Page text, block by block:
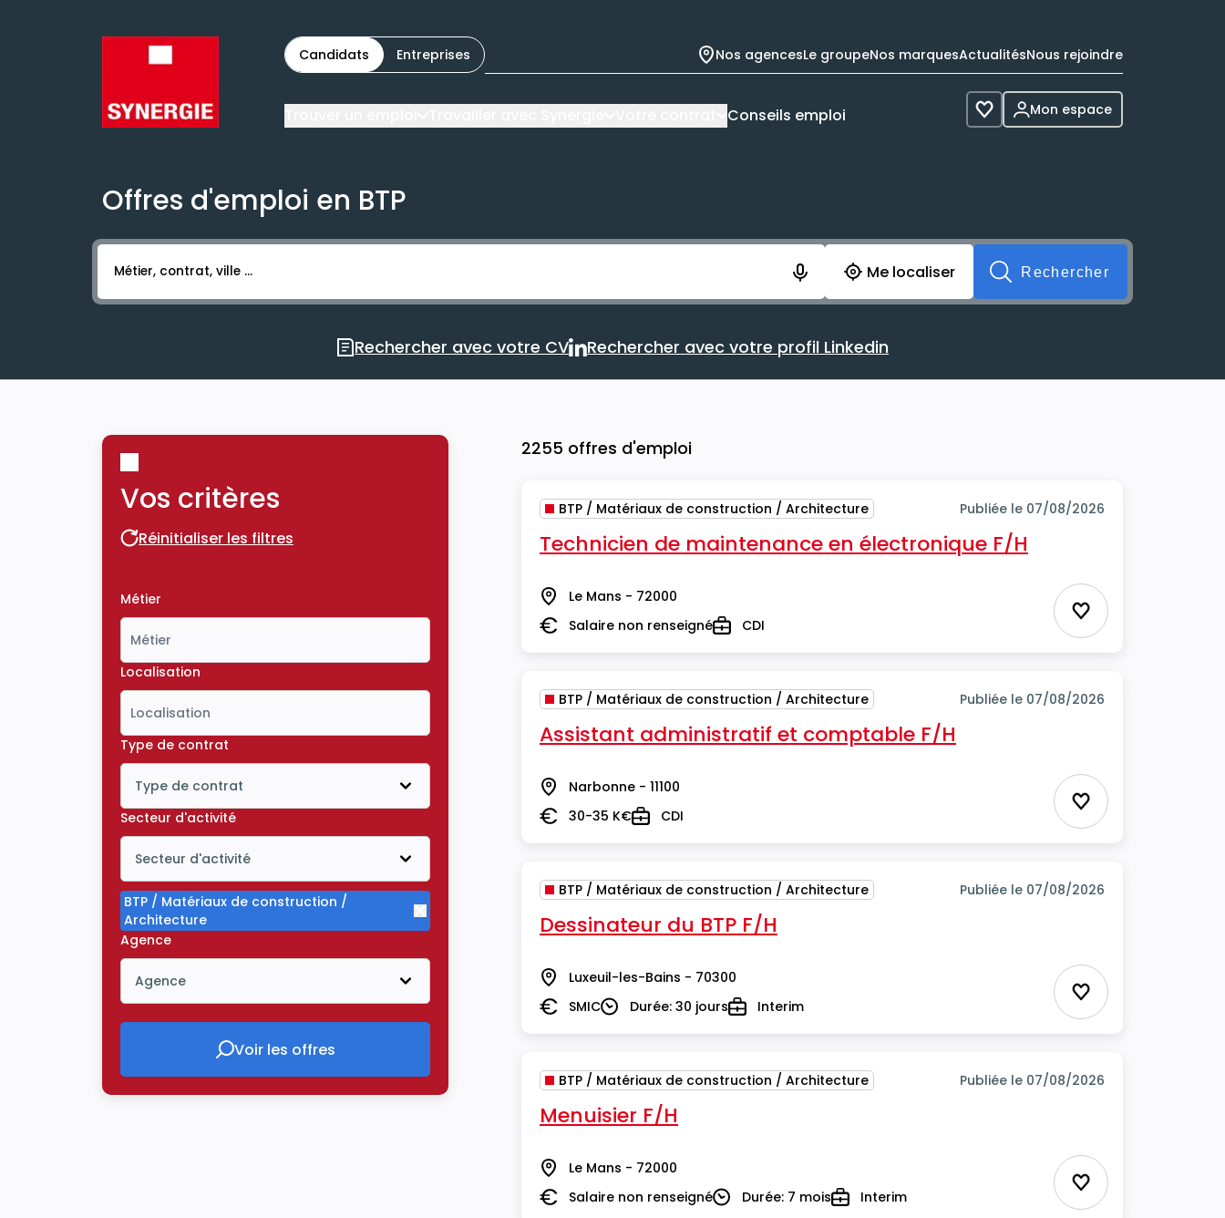
Candidats Entreprises Nos agencesLe groupeNos marquesActualitésNous rejoindre
Conseils emploi Voir les favoris
Mon espace
Offres d'emploi en BTP
Activer l’élément pour lancer l’enregistrement. Vous aurez 10 secondes pour enregistrer votre recherche avant soumission du formulaire. Vous
Me localiser
Rechercher
Rechercher avec votre CV
Rechercher avec votre CV
Rechercher avec votre profil Linkedin
Rechercher avec votre profil Linkedin
Vos critères
Réinitialiser les filtres
Réinitialiser les filtres
Métier
Localisation
Type de contrat
Type de contrat
Icône ouvrir la liste déroulante
Secteur d'activité
Secteur d'activité
Icône ouvrir la liste déroulante
BTP / Matériaux de construction /
Architecture
Supprimer le critère BTP / Matériaux de construction / Architecture
Agence
Agence
Icône ouvrir la liste déroulante
Voir les offres
Voir les offres
2255 offres d'emploi
BTP / Matériaux de construction / Architecture Publiée le 07/08/2026
Technicien de maintenance en électronique F/H
Lieu Le Mans - 72000
SalaireSalaire non renseignéTypeCDI Ajouter aux
BTP / Matériaux de construction / Architecture Publiée le 07/08/2026
Assistant administratif et comptable F/H
Lieu Narbonne - 11100
Salaire30-35 K€TypeCDI Ajouter aux
BTP / Matériaux de construction / Architecture Publiée le 07/08/2026
Dessinateur du BTP F/H
Lieu Luxeuil-les-Bains - 70300
Salaire
SMICDuréeDurée: 30 joursTypeInterim Ajouter aux
BTP / Matériaux de construction / Architecture Publiée le 07/08/2026
Menuisier F/H
Lieu Le Mans - 72000
SalaireSalaire non renseignéDuréeDurée: 7 moisTypeInterim Ajouter aux